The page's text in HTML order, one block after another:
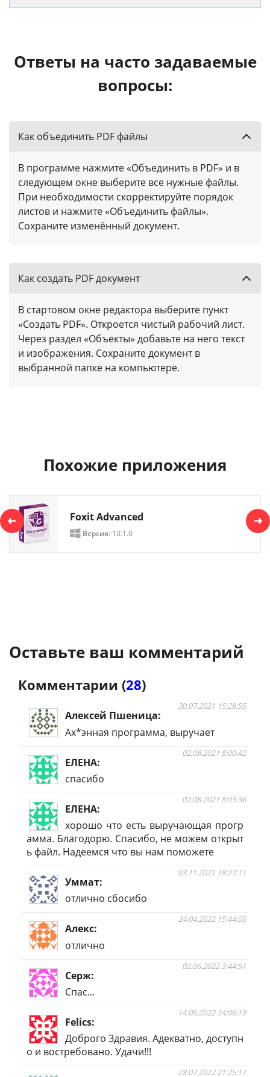
Ответы на часто задаваемые
вопросы:
Как объединить PDF файлы
В программе нажмите «Объединить в PDF» и в
следующем окне выберите все нужные файлы.
При необходимости скорректируйте порядок
листов и нажмите «Объединить файлы».
Сохраните изменённый документ.
Как создать PDF документ
В стартовом окне редактора выберите пункт
«Создать PDF». Откроется чистый рабочий лист.
Через раздел «Объекты» добавьте на него текст
и изображения. Сохраните документ в
выбранной папке на компьютере.
Похожие приложения
Foxit Advanced
Версия: 10.1.0
Оставьте ваш комментарий
Комментарии (28)
Алексей Пшеница
30.07.2021 15:28:55
Ах*энная программа, выручает
ЕЛЕНА
02.08.2021 8:00:42
спасибо
ЕЛЕНА
02.08.2021 8:03:36
хорошо что есть выручающая прогр
амма. Благодорю. Спасибо, не можем открыт
ь файл. Надеемся что вы нам поможете
Уммат
03.11.2021 18:27:11
отлично сбосибо
Алекс
24.04.2022 15:44:05
отлично
Серж
02.06.2022 3:44:51
Спас...
Felics
14.06.2022 14:06:19
Доброго Здравия. Адекватно, доступн
о и востребовано. Удачи!!!
28.07.2022 21:25:17